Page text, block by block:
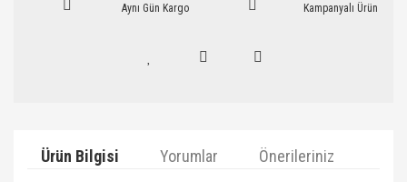
Aynı Gün Kargo Kampanyalı Ürün
Ürün Bilgisi Yorumlar Önerileriniz